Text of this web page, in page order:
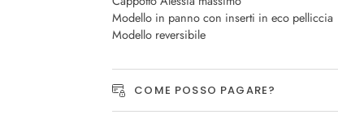
Modello in panno con inserti in eco pelliccia
Modello reversibile
COME POSSO PAGARE?